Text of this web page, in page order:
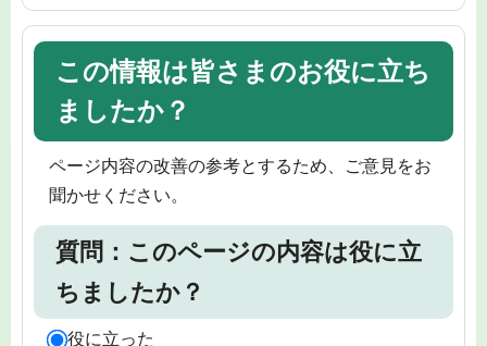
この情報は皆さまのお役に立ち
ましたか？
ページ内容の改善の参考とするため、ご意見をお
聞かせください。
質問：このページの内容は役に立
ちましたか？
役に立った